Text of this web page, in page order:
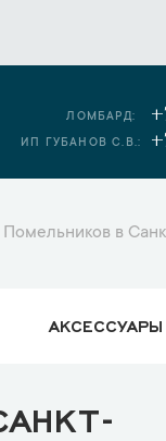
ЛОМБАРД:
ИП ГУБАНОВ С.В.:
в
АКСЕССУАРЫ